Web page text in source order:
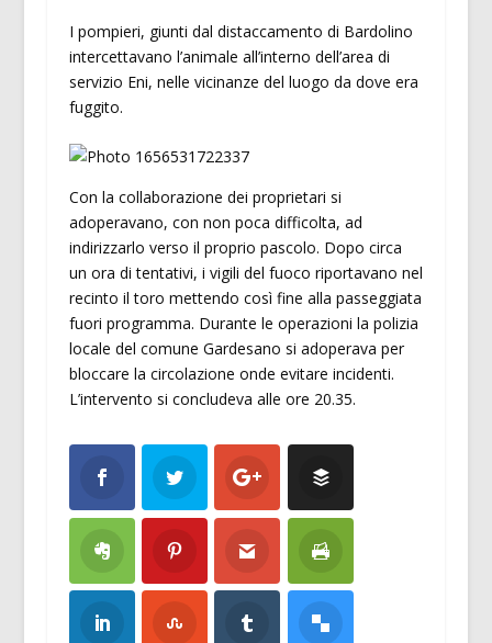
I pompieri, giunti dal distaccamento di Bardolino
intercettavano l’animale all’interno dell’area di
servizio Eni, nelle vicinanze del luogo da dove era
fuggito.
Con la collaborazione dei proprietari si
adoperavano, con non poca difficolta, ad
indirizzarlo verso il proprio pascolo. Dopo circa
un ora di tentativi, i vigili del fuoco riportavano nel
recinto il toro mettendo così fine alla passeggiata
fuori programma. Durante le operazioni la polizia
locale del comune Gardesano si adoperava per
bloccare la circolazione onde evitare incidenti.
L’intervento si concludeva alle ore 20.35.